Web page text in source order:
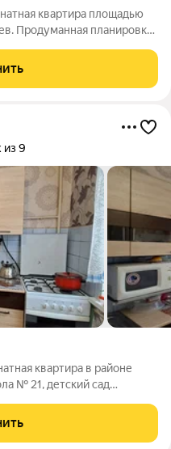
квартира площадью
Продуманная планировка
Изюминкой квартиры
из 9
квартира в районе
№ 21, детский сад
транспорта. В